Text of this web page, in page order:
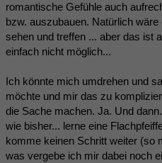
romantische Gefühle auch
bzw. auszubauen. Natürlich
sehen und treffen ... aber das ist
einfach nicht möglich...
Ich könnte mich umdrehen und
möchte und mir das zu
die Sache machen. Ja. Und
wie bisher... lerne eine
komme keinen Schritt weiter (so
was vergebe ich mir dabei noch